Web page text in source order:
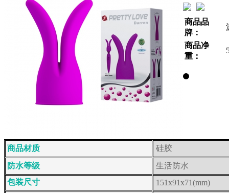
商品品
牌：
商品净
重：
商品材质
硅胶
防水等级
生活防水
包装尺寸
151x91x71(mm)